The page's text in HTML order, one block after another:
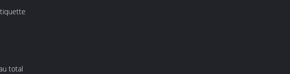
total